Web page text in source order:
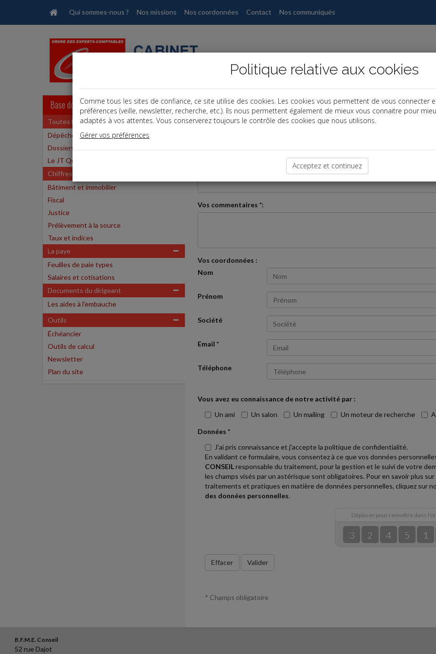
Qui sommes-nous ? Nos missions Nos coordonnées Contact Nos communiqués
Base documentaire
Toutes les actualités
Dépêches
Dossiers
Le JT Quotidien
Chiffres
Bâtiment et immobilier
Fiscal
Justice
Prélèvement à la source
Taux et indices
La paye
Feuilles de paie types
Salaires et cotisations
Documents du dirigeant
Les aides à l'embauche
Outils
Échéancier
Outils de calcul
Newsletter
Plan du site
Contact
Si vous souhaitez des renseignements sur nos prestations, veuillez nous
Vos commentaires *:
Vos coordonnées :
Nom
Prénom
Société
Email *
Téléphone
Vous avez eu connaissance de notre activité par :
Un ami
Un salon Un mailing Un moteur de recherche
Données *
J'ai pris connaissance et j'accepte la politique de confidentialité.
En validant ce formulaire, vous consentez à ce que vos données
CONSEILresponsable du traitement, pour la gestion et le suivi de votre
les champs visés par un astérisque sont obligatoires. Pour en savoir plus
traitements et pratiques en matière de données personnelles, cliquez sur
des données personnelles.
Politique relative aux cookies
Comme tous les sites de confiance, ce site utilise des cookies. Les cookies vous permettent de vous connecter
préférences (veille, newsletter, recherche, etc.). Ils nous permettent également de mieux vous connaitre pour
adaptés à vos attentes. Vous conserverez toujours le contrôle des cookies que nous utilisons.
Gérer vos préférences
Acceptez et continuez
Déplacer pour remettre dans
3 2 4 5 1
Effacer Valider
* Champs obligatoire
B.F.M.E. Conseil
52 rue Dajot